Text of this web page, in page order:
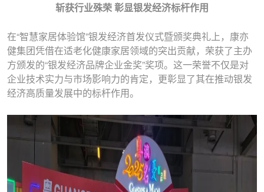
斩获行业殊荣 彰显银发经济标杆作用
在“智慧家居体验馆”银发经济首发仪式暨颁奖典礼上，康亦
健集团凭借在适老化健康家居领域的突出贡献，荣获了主办
方颁发的“银发经济品牌企业金奖”奖项。这一荣誉不仅是对
企业技术实力与市场影响力的肯定，更彰显了其在推动银发
经济高质量发展中的标杆作用。